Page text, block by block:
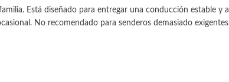
Está diseñado para entregar una conducción estable
No recomendado para senderos demasiado